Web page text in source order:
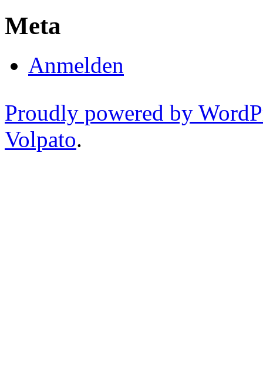
Meta
Anmelden
Proudly powered by
Volpato.